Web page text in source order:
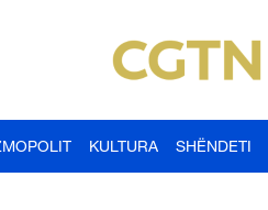
KULTURA SHËNDETI